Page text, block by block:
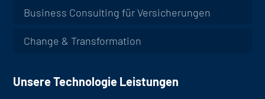
Business Consulting für Versicherungen
Change & Transformation
Unsere Technologie Leistungen